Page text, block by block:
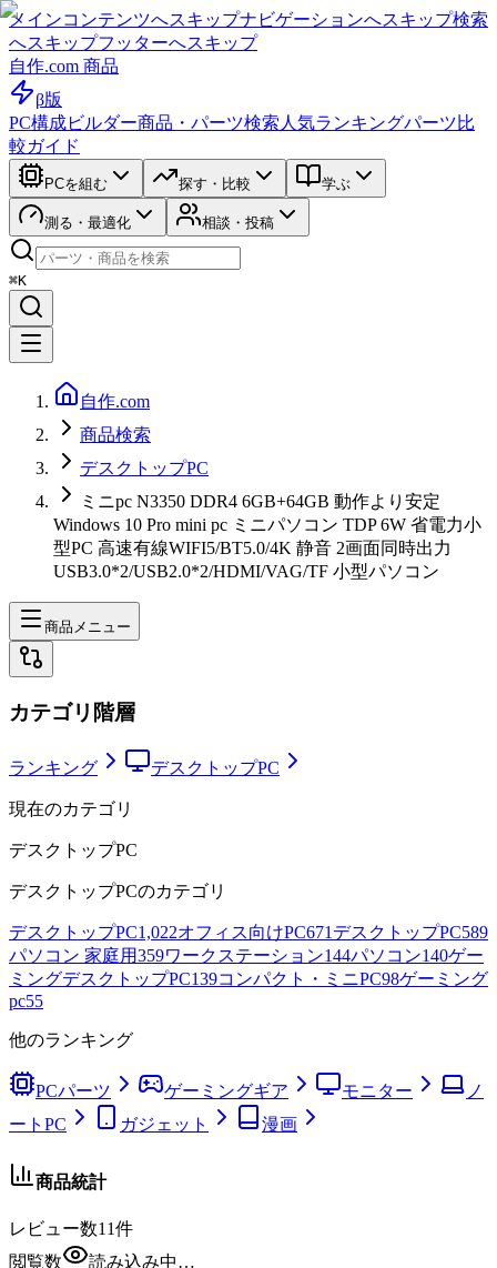
メインコンテンツへスキップナビゲーションへスキップ検索
へスキップフッターへスキップ
自作.com 商品
β版
PC構成ビルダー商品・パーツ検索 人気ランキングパーツ比
較ガイド
PCを組む 探す・比較 学ぶ
測る・最適化 相談・投稿
⌘K
自作.com
商品検索
デスクトップPC
ミニpc N3350 DDR4 6GB+64GB 動作より安定
Windows 10 Pro mini pc ミニパソコン TDP 6W 省電力小
型PC 高速有線WIFI5/BT5.0/4K 静音 2画面同時出力
USB3.0*2/USB2.0*2/HDMI/VAG/TF 小型パソコン
商品メニュー
カテゴリ階層
ランキング デスクトップPC
現在のカテゴリ
デスクトップPC
デスクトップPCのカテゴリ
デスクトップPC1,022オフィス向けPC671デスクトップPC589
パソコン 家庭用359ワークステーション144パソコン140ゲー
ミングデスクトップPC139コンパクト・ミニPC98ゲーミング
pc55
他のランキング
PCパーツ ゲーミングギア モニター
ノ
ートPC
ガジェット 漫画
商品統計
レビュー数11件
閲覧数
読み込み中…